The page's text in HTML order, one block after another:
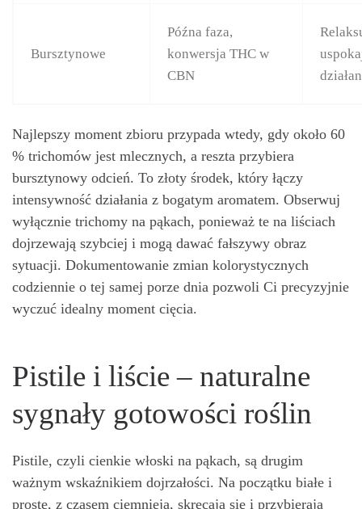
Bursztynowe
Późna faza,
konwersja THC w
CBN
Najlepszy moment zbioru przypada wtedy, gdy około 60
% trichomów jest mlecznych, a reszta przybiera
bursztynowy odcień. To złoty środek, który łączy
intensywność działania z bogatym aromatem. Obserwuj
wyłącznie trichomy na pąkach, ponieważ te na liściach
dojrzewają szybciej i mogą dawać fałszywy obraz
sytuacji. Dokumentowanie zmian kolorystycznych
codziennie o tej samej porze dnia pozwoli Ci precyzyjnie
wyczuć idealny moment cięcia.
Pistile i liście – naturalne
sygnały gotowości roślin
Pistile, czyli cienkie włoski na pąkach, są drugim
ważnym wskaźnikiem dojrzałości. Na początku białe i
proste, z czasem ciemnieją, skręcają się i przybierają